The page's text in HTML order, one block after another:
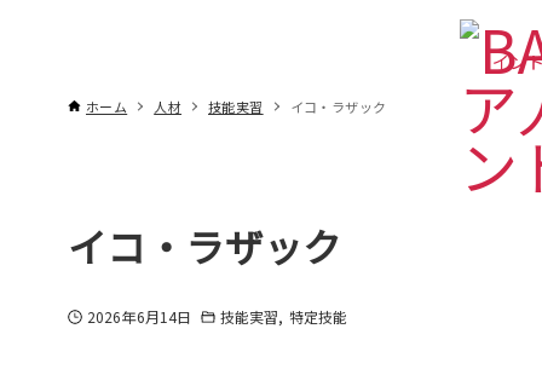
イン
ホーム 人材 技能実習 イコ・ラザック
イコ・ラザック
2026年6月14日 技能実習 特定技能